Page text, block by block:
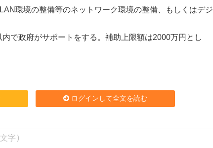
環境の整備等のネットワーク環境の整備、もしくはデジ
で政府がサポートをする。補助上限額は2000万円とし
ログインして全文を読む